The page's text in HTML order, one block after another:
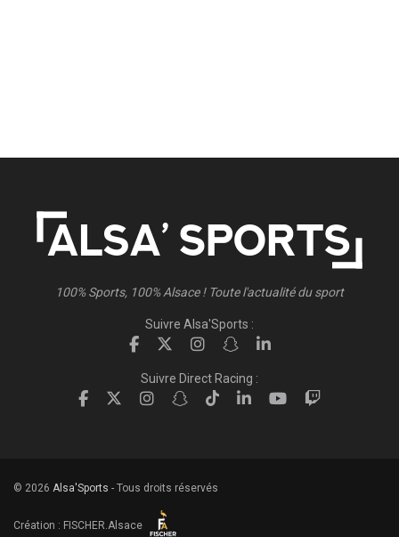
100% Sports, 100% Alsace ! Toute l'actualité du sport
Suivre Alsa'Sports :
Suivre Direct Racing :
© 2026 Alsa'Sports - Tous droits réservés
Création : FISCHER.Alsace